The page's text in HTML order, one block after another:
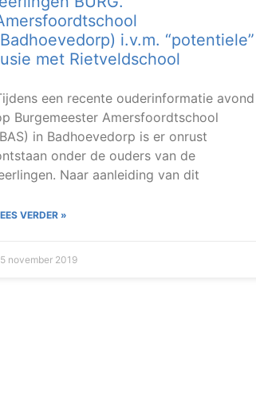
i.v.m. “potentiele”
met Rietveldschool
een recente ouderinformatie avond
Burgemeester Amersfoordtschool
in Badhoevedorp is er onrust
onder de ouders van de
Naar aanleiding van dit
VERDER »
november 2019